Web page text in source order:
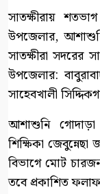
সাতক্ষীরায়
উপজেলার, আশাশুনি
সাতক্ষীরা সদরের
উপজেলার:
সাহেবখালী
আশাশুনি গোদাড়া
শিক্ষিকা
বিভাগে মোট
তবে প্রকাশিত